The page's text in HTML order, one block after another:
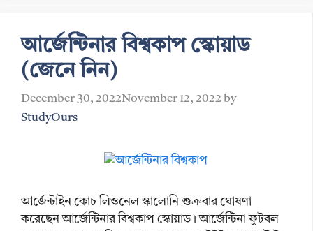
আর্জেন্টিনার বিশ্বকাপ স্কোয়াড
(জেনে নিন)
December 30, 2022November 12, 2022 by
StudyOurs
আর্জেন্টাইন কোচ লিওনেল স্কালোনি শুক্রবার ঘোষণা
করেছেন আর্জেন্টিনার বিশ্বকাপ স্কোয়াড। আর্জেন্টিনা ফুটবল